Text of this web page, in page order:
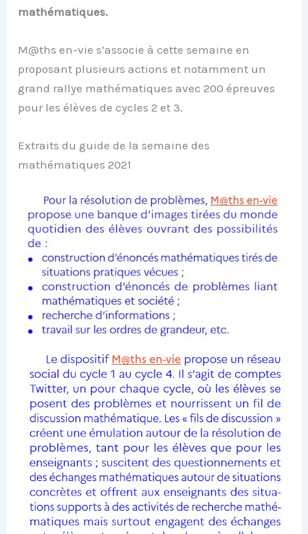
mathématiques.
M@ths en-vie s’associe à cette semaine en
proposant plusieurs actions et notamment un
grand rallye mathématiques avec 200 épreuves
pour les élèves de cycles 2 et 3.
Extraits du guide de la semaine des
mathématiques 2021